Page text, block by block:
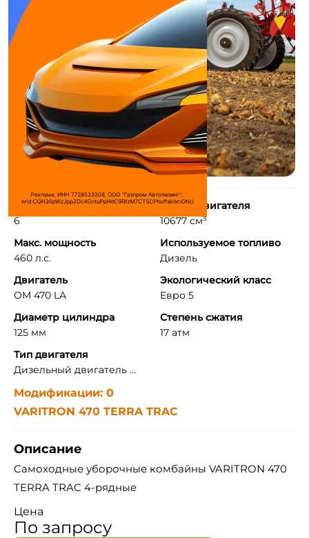
Количество цилиндров
6
Объем двигателя
10677 см³
Макс. мощность
460 л.с.
Используемое топливо
Дизель
Двигатель
OM 470 LA
Экологический класс
Евро 5
Диаметр цилиндра
125 мм
Степень сжатия
17 атм
Тип двигателя
Дизельный двигатель ...
Модификации: 0
VARITRON 470 TERRA TRAC
Описание
Самоходные уборочные комбайны VARITRON 470
TERRA TRAC 4-рядные
Цена
По запросу